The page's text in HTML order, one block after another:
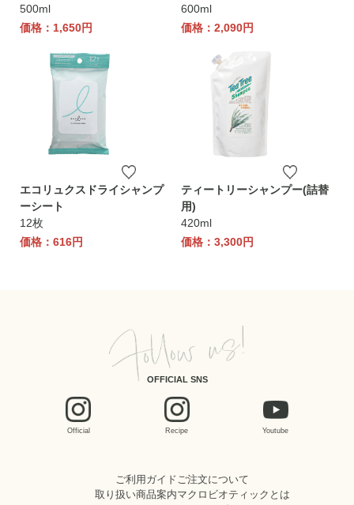
500ml
価格：1,650円
600ml
価格：2,090円
エコリュクスドライシャンプ
ーシート
12枚
価格：616円
ティートリーシャンプー(詰替
用)
420ml
価格：3,300円
OFFICIAL SNS
Official Recipe Youtube
ご利用ガイドご注文について
取り扱い商品案内マクロビオティックとは